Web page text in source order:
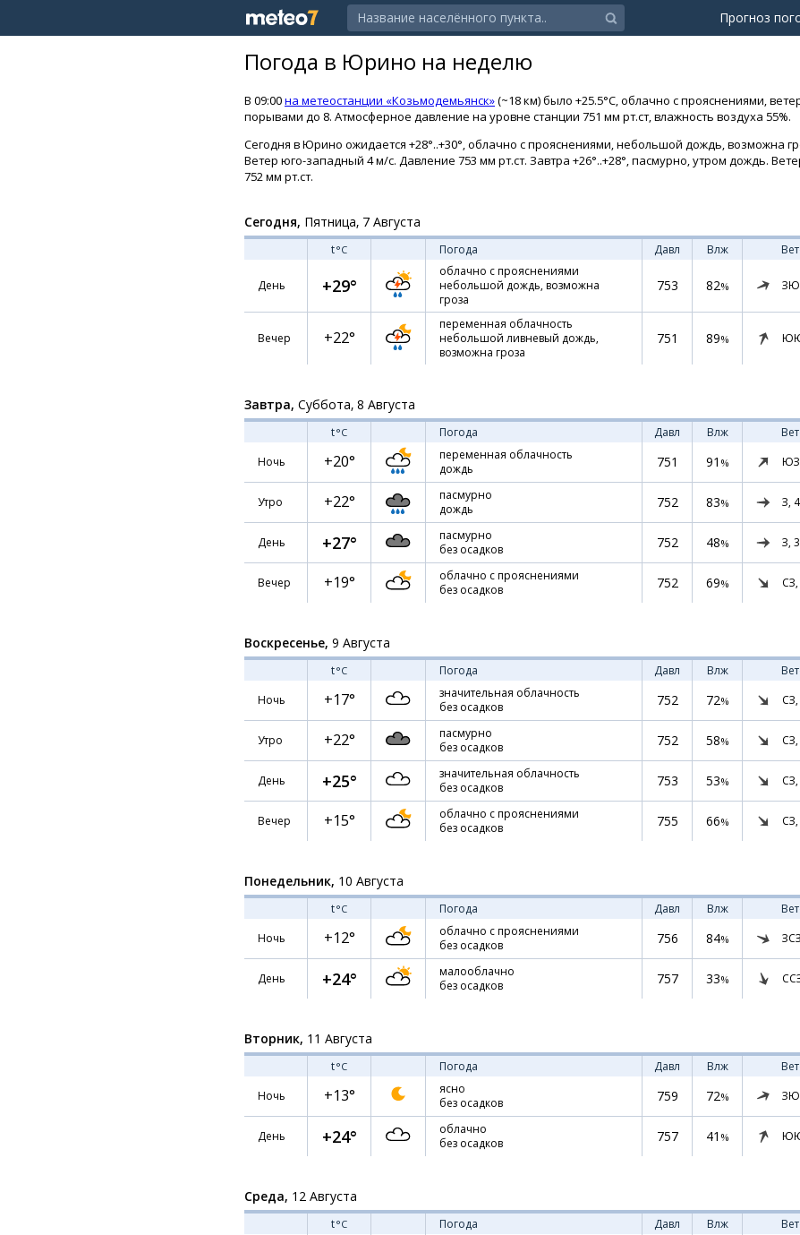
Прогноз
Погода в Юрино на неделю
В 09:00на метеостанции «Козьмодемьянск»(~18 км) было +25.5°C, облачно с прояснениями,
порывами до 8. Атмосферное давление на уровне станции 751 мм рт.ст, влажность воздуха 55%.
Сегодня в Юрино ожидается +28°..+30°, облачно с прояснениями, небольшой дождь, возможна
Ветер юго-западный 4 м/с. Давление 753 мм рт.ст. Завтра +26°..+28°, пасмурно, утром дождь.
752 мм рт.ст.
Сегодня, Пятница, 7 Августа
t°C Погода Давл Влж
День +29°
облачно с прояснениями
небольшой дождь, возможна
гроза
753 82%
Вечер +22°
переменная облачность
небольшой ливневый дождь,
возможна гроза
751 89%
Завтра, Суббота, 8 Августа
t°C Погода Давл Влж
Ночь
+20°
переменная облачность
дождь
751 91 %
Утро +22°
пасмурно
дождь
752 83% З, 4
День +27°
пасмурно
без осадков
752 48% З, 3
Вечер +19°
облачно с прояснениями
без осадков
752 69% СЗ,
Воскресенье, 9 Августа
t°C Погода Давл Влж
Ночь
+17°
значительная облачность
без осадков
752 72% СЗ,
Утро +22°
пасмурно
без осадков
752 58% СЗ,
День +25°
значительная облачность
без осадков
753 53% СЗ,
Вечер +15°
облачно с прояснениями
без осадков
755 66% СЗ,
Понедельник, 10 Августа
t°C Погода Давл Влж
Ночь
+12°
облачно с прояснениями
без осадков
756 84%
День +24°
малооблачно
без осадков
757 33%
Вторник, 11 Августа
t°C Погода Давл Влж
Ночь
+13°
ясно
без осадков
759 72%
День +24°
облачно
без осадков
757 41 %
Среда, 12 Августа
t°C Погода Давл Влж